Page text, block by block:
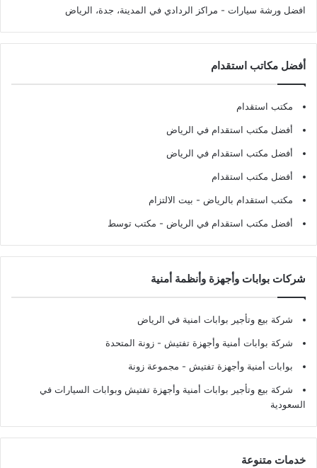
افضل ورشة سيارات - مراكز الردادي في المدينة، جدة، الرياض
أفضل مكاتب استقدام
مكتب استقدام
أفضل مكتب استقدام في الرياض
أفضل مكتب استقدام في الرياض
أفضل مكتب استقدام
مكتب استقدام بالرياض - بيت الالتزام
أفضل مكتب استقدام في الرياض - مكتب توسط
شركات بوابات وأجهزة وأنظمة أمنية
شركة بيع وتأجير بوابات امنية في الرياض
شركة بوابات أمنية وأجهزة تفتيش - زونة المتحدة
بوابات أمنية وأجهزة تفتيش - مجموعة زونة
شركة بيع وتأجير بوابات أمنية وأجهزة تفتيش وبوابات السيارات في
السعودية
خدمات متنوعة